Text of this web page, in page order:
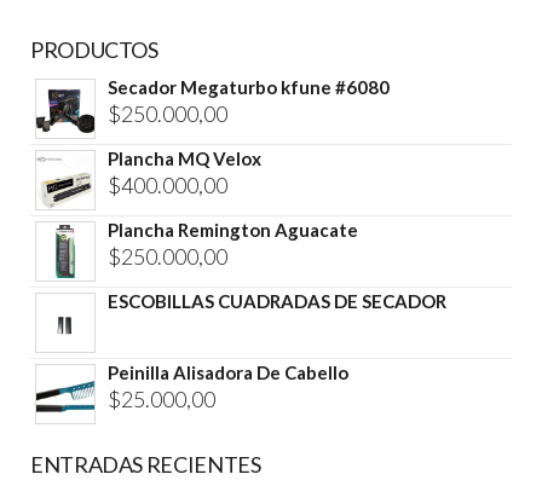
PRODUCTOS
Secador Megaturbo kfune #6080
$250.000,00
Plancha MQ Velox
$400.000,00
Plancha Remington Aguacate
$250.000,00
ESCOBILLAS CUADRADAS DE SECADOR
Peinilla Alisadora De Cabello
$25.000,00
ENTRADAS RECIENTES